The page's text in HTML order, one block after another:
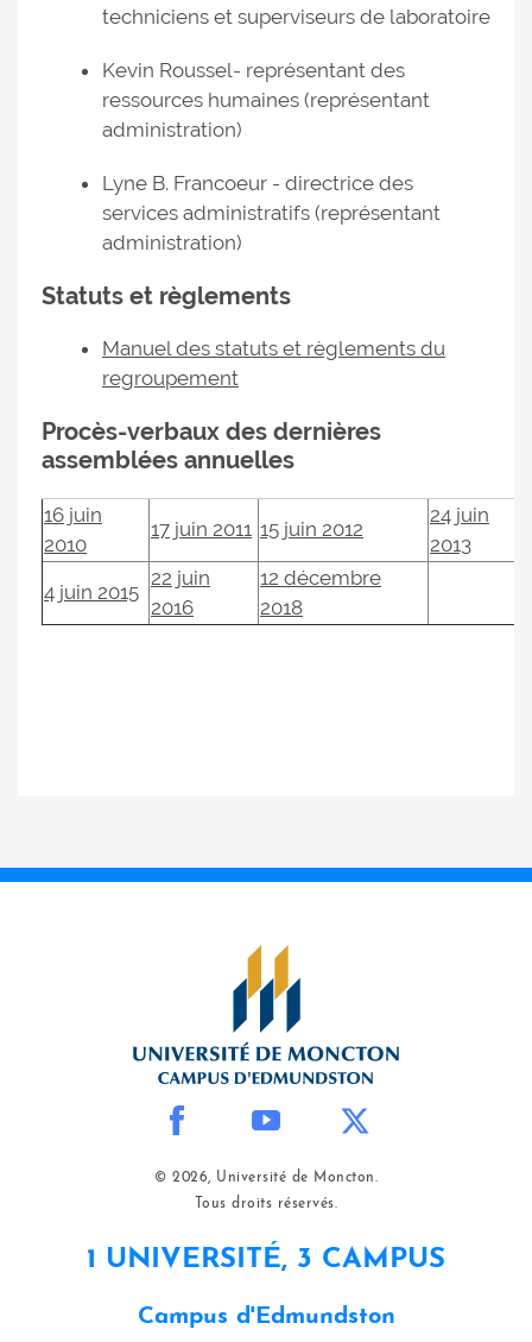
techniciens et superviseurs de laboratoire
Kevin Roussel- représentant des
ressources humaines (représentant
administration)
Lyne B. Francoeur - directrice des
services administratifs (représentant
administration)
Statuts et règlements
Manuel des statuts et règlements du
regroupement
Procès-verbaux des dernières
assemblées annuelles
16 juin
2010
17 juin 2011 15 juin 2012
24 juin
2013
4 juin 2015
22 juin
2016
12 décembre
2018
© 2026, Université de Moncton.
Tous droits réservés.
1 UNIVERSITÉ, 3 CAMPUS
Campus d'Edmundston